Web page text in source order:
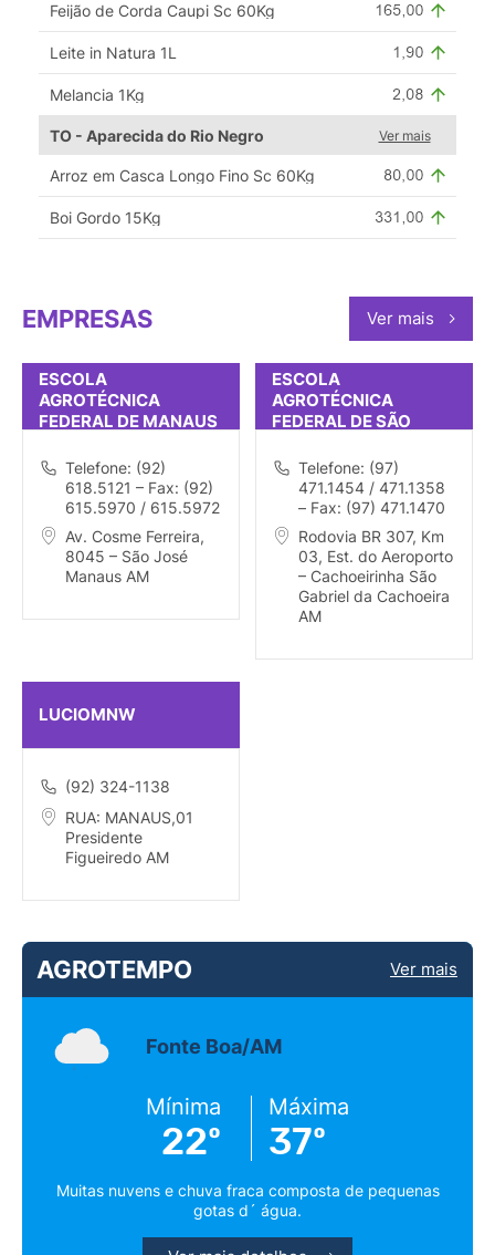
Feijão de Corda Caupi Sc 60Kg
Leite in Natura 1L
Melancia 1Kg
TO - Aparecida do Rio Negro Ver mais
Arroz em Casca Longo Fino Sc 60Kg
Boi Gordo 15Kg
EMPRESAS Ver mais
ESCOLA
AGROTÉCNICA
FEDERAL DE MANAUS
Telefone: (92)
618.5121 – Fax: (92)
615.5970 / 615.5972
Av. Cosme Ferreira,
8045 – São José
Manaus AM
ESCOLA
AGROTÉCNICA
FEDERAL DE SÃO
CACHOEIRA
Telefone: (97)
471.1454 / 471.1358
– Fax: (97) 471.1470
Rodovia BR 307, Km
03, Est. do Aeroporto
– Cachoeirinha São
Gabriel da Cachoeira
AM
LUCIOMNW
(92) 324-1138
RUA: MANAUS,01
Presidente
Figueiredo AM
AGROTEMPO Ver mais
Fonte Boa/AM
Mínima
22º
Máxima
37º
Muitas nuvens e chuva fraca composta de pequenas
gotas d´ água.